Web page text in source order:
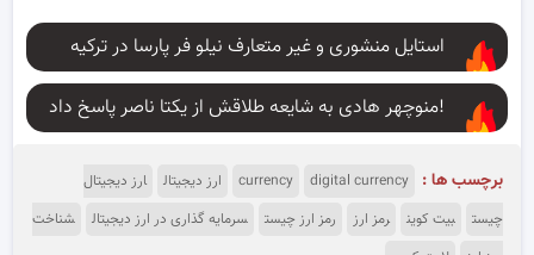
استایل منشوری و غیر متعارف نیلو فر پارسا در ترکیه
منوچهر هادی به شایعه طلاقش از یکتا ناصر پاسخ داد!
برچسب ها : currency digital currency ارز دیجیتال
ارز دیجیتال
چیست
بیت کوین رمز ارز رمز ارز چیست سرمایه گذاری در ارز دیجیتال
شناخت